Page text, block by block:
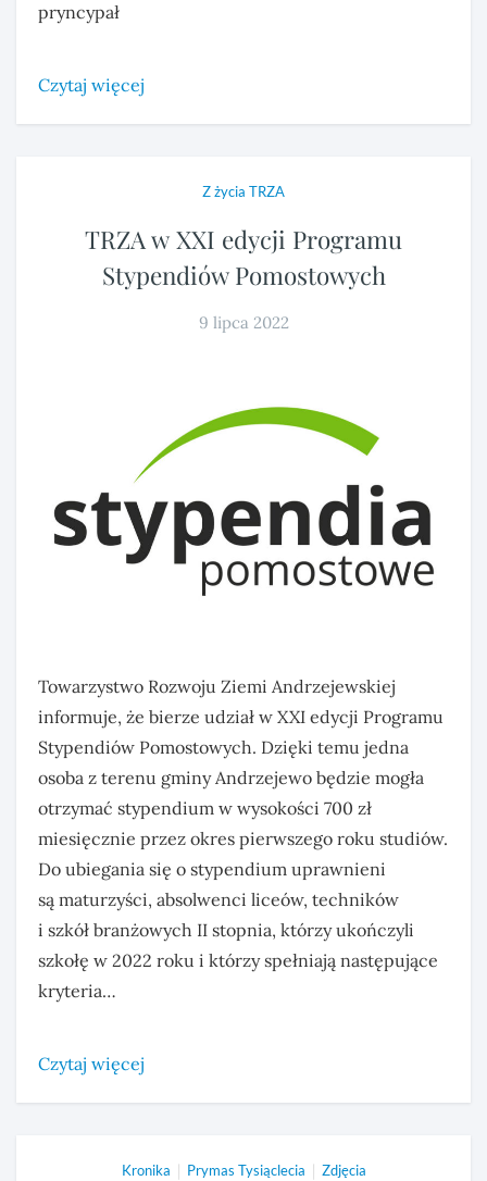
pryncypał
Czytaj więcej
Z życia TRZA
TRZA w XXI edycji Programu
Stypendiów Pomostowych
9 lipca 2022
Towarzystwo Rozwoju Ziemi Andrzejewskiej
informuje, że bierze udział w XXI edycji Programu
Stypendiów Pomostowych. Dzięki temu jedna
osoba z terenu gminy Andrzejewo będzie mogła
otrzymać stypendium w wysokości 700 zł
miesięcznie przez okres pierwszego roku studiów.
Do ubiegania się o stypendium uprawnieni
są maturzyści, absolwenci liceów, techników
i szkół branżowych II stopnia, którzy ukończyli
szkołę w 2022 roku i którzy spełniają następujące
kryteria…
Czytaj więcej
Kronika | Prymas Tysiąclecia | Zdjęcia